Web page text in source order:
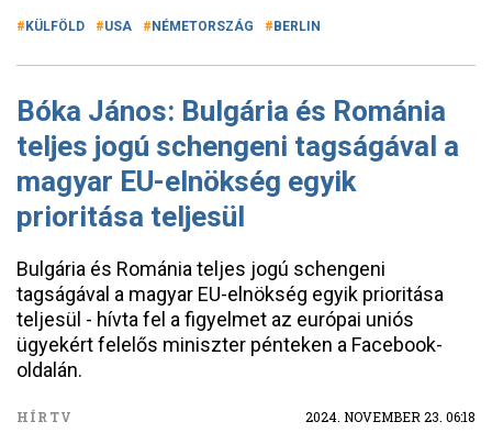
KÜLFÖLD USA NÉMETORSZÁG BERLIN
Bóka János: Bulgária és Románia
teljes jogú schengeni tagságával a
magyar EU-elnökség egyik
prioritása teljesül
Bulgária és Románia teljes jogú schengeni
tagságával a magyar EU-elnökség egyik prioritása
teljesül - hívta fel a figyelmet az európai uniós
ügyekért felelős miniszter pénteken a Facebook-
oldalán.
HÍRTV 2024. NOVEMBER 23. 06:18